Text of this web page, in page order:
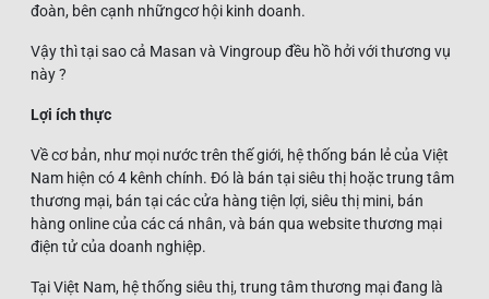
đoàn, bên cạnh nhữngcơ hội kinh doanh.
Vậy thì tại sao cả Masan và Vingroup đều hồ hởi với thương vụ
này ?
Lợi ích thực
Về cơ bản, như mọi nước trên thế giới, hệ thống bán lẻ của Việt
Nam hiện có 4 kênh chính. Đó là bán tại siêu thị hoặc trung tâm
thương mại, bán tại các cửa hàng tiện lợi, siêu thị mini, bán
hàng online của các cá nhân, và bán qua website thương mại
điện tử của doanh nghiệp.
Tại Việt Nam, hệ thống siêu thị, trung tâm thương mại đang là